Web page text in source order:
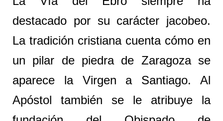
destacado por su carácter jacobeo.
La tradición cristiana cuenta cómo en
un pilar de piedra de Zaragoza se
aparece la Virgen a Santiago. Al
Apóstol también se le atribuye la